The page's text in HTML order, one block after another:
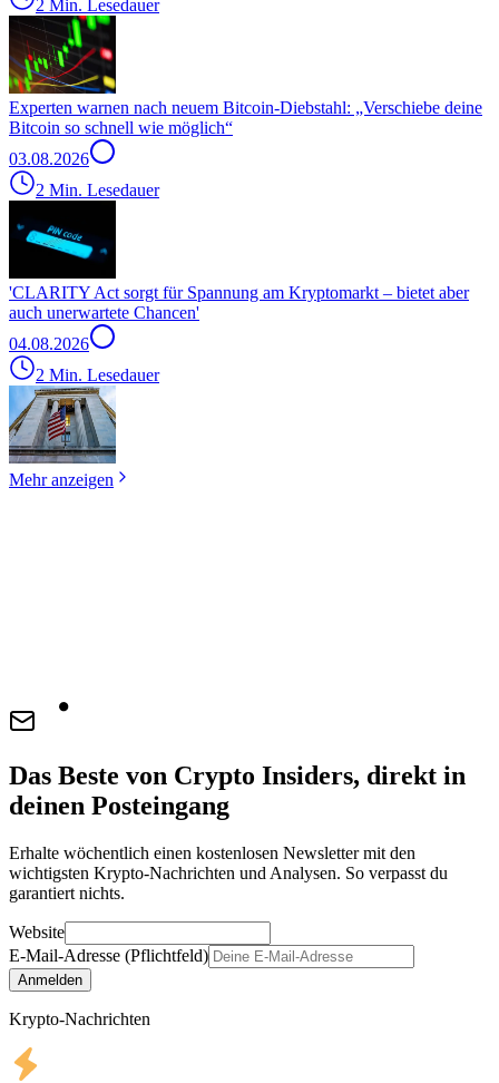
2 Min. Lesedauer
Experten warnen nach neuem Bitcoin-Diebstahl: „Verschiebe deine
Bitcoin so schnell wie möglich“
03.08.2026
2 Min. Lesedauer
'CLARITY Act sorgt für Spannung am Kryptomarkt – bietet aber
auch unerwartete Chancen'
04.08.2026
2 Min. Lesedauer
Mehr anzeigen
Das Beste von Crypto Insiders, direkt in
deinen Posteingang
Erhalte wöchentlich einen kostenlosen Newsletter mit den
wichtigsten Krypto-Nachrichten und Analysen. So verpasst du
garantiert nichts.
Website
E-Mail-Adresse (Pflichtfeld)
Anmelden
Krypto-Nachrichten